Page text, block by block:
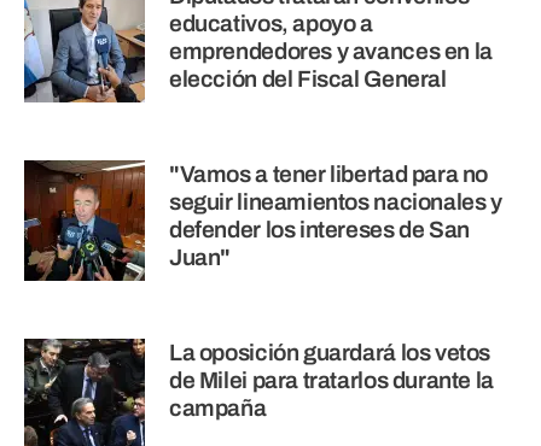
educativos, apoyo a
emprendedores y avances en la
elección del Fiscal General
"Vamos a tener libertad para no
seguir lineamientos nacionales y
defender los intereses de San
Juan"
La oposición guardará los vetos
de Milei para tratarlos durante la
campaña